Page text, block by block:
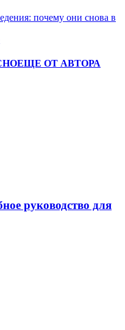
почему они снова в
ЕЩЕ ОТ АВТОРА
руководство для